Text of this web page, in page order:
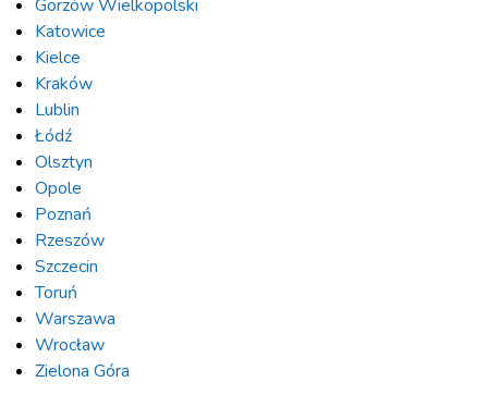
Gorzów Wielkopolski
Katowice
Kielce
Kraków
Lublin
Łódź
Olsztyn
Opole
Poznań
Rzeszów
Szczecin
Toruń
Warszawa
Wrocław
Zielona Góra